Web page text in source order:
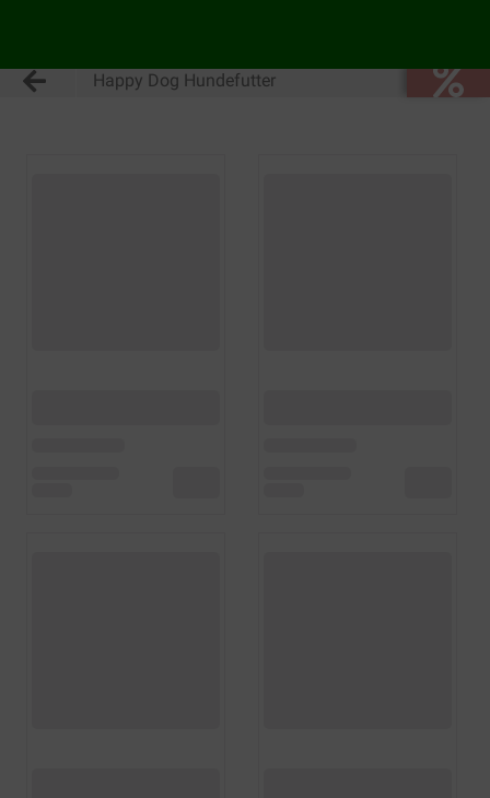
Happy Dog Hundefutter